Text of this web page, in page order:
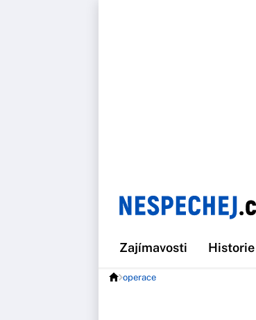
Zajímavosti Historie
operace